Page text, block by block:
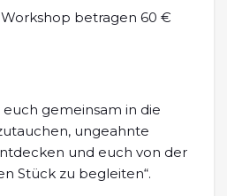
betragen 60 €
gemeinsam in die
ungeahnte
und euch von der
Stück zu begleiten“.